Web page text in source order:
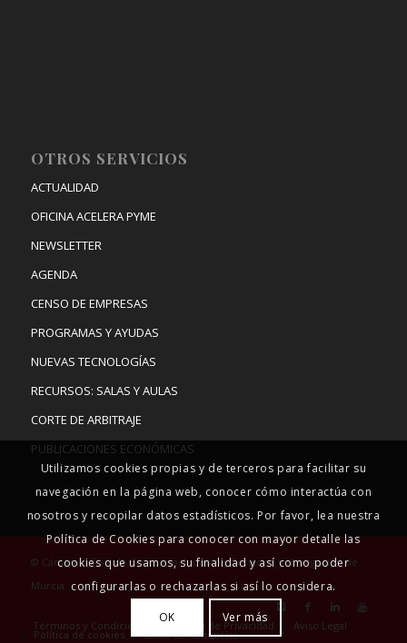
OTROS SERVICIOS
ACTUALIDAD
OFICINA ACELERA PYME
NEWSLETTER
AGENDA
CENSO DE EMPRESAS
PROGRAMAS Y AYUDAS
NUEVAS TECNOLOGÍAS
RECURSOS: SALAS Y AULAS
CORTE DE ARBITRAJE
PUBLICACIONES ECONÓMICAS
© Cámara Oficial de Comercio, Industria, Servicios y Navegación de
Murcia
Términos y Condiciones Política de Privacidad Aviso Legal
Política de cookies Canal de denuncias
Utilizamos cookies propias y de terceros para facilitar su
navegación en la página web, conocer cómo interactúa con
nosotros y recopilar datos estadísticos. Por favor, lea nuestra
Política de Cookies para conocer con mayor detalle las
cookies que usamos, su finalidad y así como poder
configurarlas o rechazarlas si así lo considera.
OK Ver más